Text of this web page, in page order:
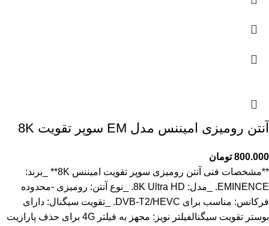
آنتن رومیزی امیننس مدل EM سوپر تقویت 8K
800.000 تومان
**مشخصات فنی آنتن رومیزی سوپر تقویت امیننس 8K** _برند:
EMINENCE. _مدل: 8K Ultra HD. _نوع آنتن: رومیزی -محدوده
فرکانس: مناسب برای DVB-T2/HEVC. _تقویت سیگنال: دارای
بوستر تقویت سیگنالفیلتر نویز: مجهز به فیلتر 4G برای حذف پارازیت